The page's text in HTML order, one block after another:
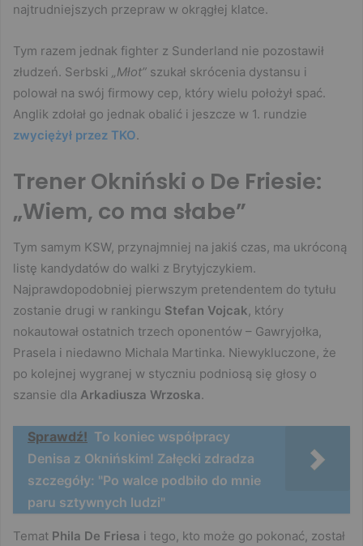
najtrudniejszych przepraw w okrągłej klatce.
Tym razem jednak fighter z Sunderland nie pozostawił
złudzeń. Serbski
„Młot” szukał skrócenia dystansu i
polował na swój firmowy cep, który wielu położył spać.
Anglik zdołał go jednak obalić i jeszcze w 1. rundzie
zwyciężył przez TKO.
Trener Okniński o De Friesie:
„Wiem, co ma słabe”
Tym samym KSW, przynajmniej na jakiś czas, ma ukróconą
listę kandydatów do walki z Brytyjczykiem.
Najprawdopodobniej pierwszym pretendentem do tytułu
zostanie drugi w rankingu Stefan Vojcak, który
nokautował ostatnich trzech oponentów – Gawryjołka,
Prasela i niedawno Michala Martinka. Niewykluczone, że
po kolejnej wygranej w styczniu podniosą się głosy o
szansie dla Arkadiusza Wrzoska.
Sprawdź! To koniec współpracy
Denisa z Oknińskim! Załęcki zdradza
szczegóły: "Po walce podbiło do mnie
paru sztywnych ludzi"
Temat Phila De Friesa i tego, kto może go pokonać, został